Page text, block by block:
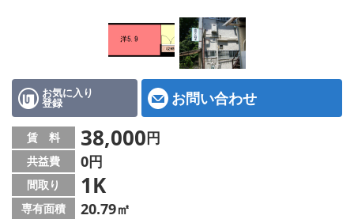
IT重説について
スタッフ紹介
賃貸管理の北白川店
店舗情報·アクセス
お気に入り
登録 お問い合わせ
賃 料 38,000円
共益費 0円
間取り 1K
専有面積 20.79㎡